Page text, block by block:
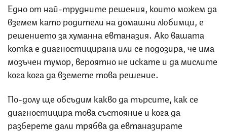
Едно от най-трудните решения, които можем да
вземем като родители на домашни любимци, е
решението за хуманна евтаназия. Ако вашата
котка е диагностицирана или се подозира, че има
мозъчен тумор, вероятно не искате и да мислите
кога кога да вземете това решение.
По-долу ще обсъдим какво да търсите, как се
диагностицира това състояние и кога да
разберете дали трябва да евтаназирате